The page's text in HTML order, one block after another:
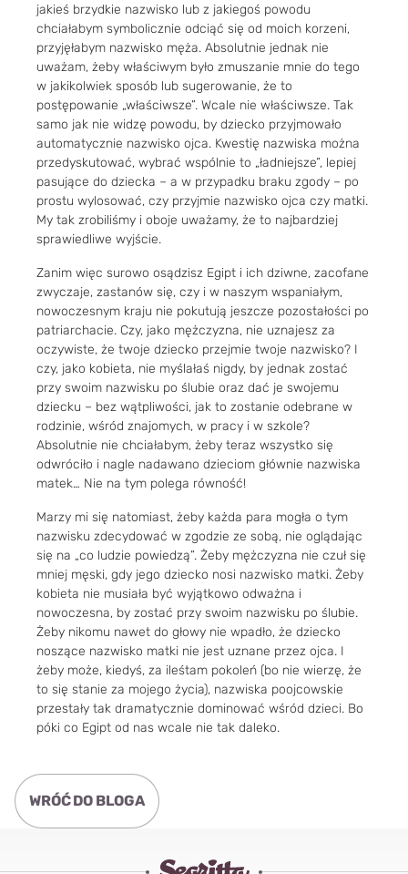
jakieś brzydkie nazwisko lub z jakiegoś powodu
chciałabym symbolicznie odciąć się od moich korzeni,
przyjęłabym nazwisko męża. Absolutnie jednak nie
uważam, żeby właściwym było zmuszanie mnie do tego
w jakikolwiek sposób lub sugerowanie, że to
postępowanie „właściwsze”. Wcale nie właściwsze. Tak
samo jak nie widzę powodu, by dziecko przyjmowało
automatycznie nazwisko ojca. Kwestię nazwiska można
przedyskutować, wybrać wspólnie to „ładniejsze”, lepiej
pasujące do dziecka – a w przypadku braku zgody – po
prostu wylosować, czy przyjmie nazwisko ojca czy matki.
My tak zrobiliśmy i oboje uważamy, że to najbardziej
sprawiedliwe wyjście.
Zanim więc surowo osądzisz Egipt i ich dziwne, zacofane
zwyczaje, zastanów się, czy i w naszym wspaniałym,
nowoczesnym kraju nie pokutują jeszcze pozostałości po
patriarchacie. Czy, jako mężczyzna, nie uznajesz za
oczywiste, że twoje dziecko przejmie twoje nazwisko? I
czy, jako kobieta, nie myślałaś nigdy, by jednak zostać
przy swoim nazwisku po ślubie oraz dać je swojemu
dziecku – bez wątpliwości, jak to zostanie odebrane w
rodzinie, wśród znajomych, w pracy i w szkole?
Absolutnie nie chciałabym, żeby teraz wszystko się
odwróciło i nagle nadawano dzieciom głównie nazwiska
matek… Nie na tym polega równość!
Marzy mi się natomiast, żeby każda para mogła o tym
nazwisku zdecydować w zgodzie ze sobą, nie oglądając
się na „co ludzie powiedzą”. Żeby mężczyzna nie czuł się
mniej męski, gdy jego dziecko nosi nazwisko matki. Żeby
kobieta nie musiała być wyjątkowo odważna i
nowoczesna, by zostać przy swoim nazwisku po ślubie.
Żeby nikomu nawet do głowy nie wpadło, że dziecko
noszące nazwisko matki nie jest uznane przez ojca. I
żeby może, kiedyś, za ileśtam pokoleń (bo nie wierzę, że
to się stanie za mojego życia), nazwiska poojcowskie
przestały tak dramatycznie dominować wśród dzieci. Bo
póki co Egipt od nas wcale nie tak daleko.
WRÓĆ DO BLOGA